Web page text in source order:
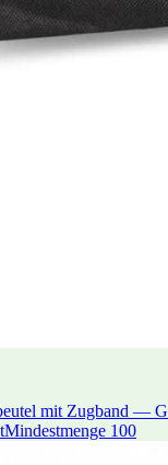
mit Zugband —
Mindestmenge 100